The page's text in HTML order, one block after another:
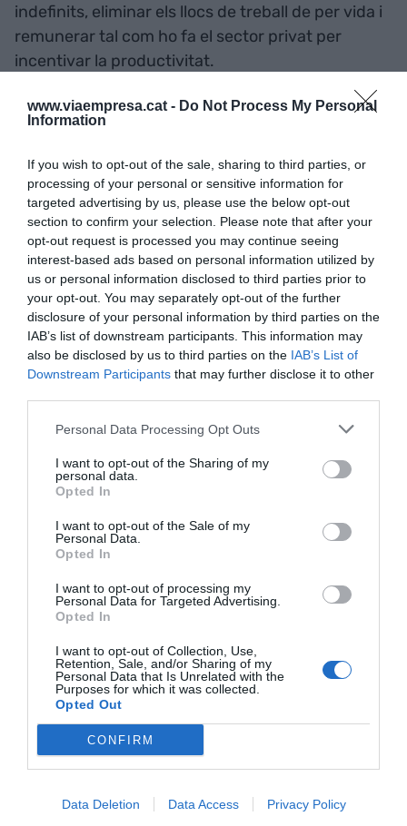
www.viaempresa.cat - Do Not Process My Personal
Information
If you wish to opt-out of the sale, sharing to third parties, or
processing of your personal or sensitive information for
targeted advertising by us, please use the below opt-out
section to confirm your selection. Please note that after your
opt-out request is processed you may continue seeing
interest-based ads based on personal information utilized by
us or personal information disclosed to third parties prior to
your opt-out. You may separately opt-out of the further
disclosure of your personal information by third parties on the
IAB’s list of downstream participants. This information may
also be disclosed by us to third parties on the IAB’s List of
Downstream Participants that may further disclose it to other
Personal Data Processing Opt Outs
I want to opt-out of the Sharing of my
personal data.
Opted In
I want to opt-out of the Sale of my
Personal Data.
Opted In
I want to opt-out of processing my
Personal Data for Targeted Advertising.
Opted In
I want to opt-out of Collection, Use,
Retention, Sale, and/or Sharing of my
Personal Data that Is Unrelated with the
Purposes for which it was collected.
Opted Out
CONFIRM
Data Deletion Data Access Privacy Policy
indefinits, eliminar els llocs de treball de per vida i
remunerar tal com ho fa el sector privat per
incentivar la productivitat.
2 Desenvolupament del
sistema financer
Barcelona és l'única superciutat del planeta que
no té sistema financer propi. I què vol dir això?
Doncs que és l'única superciutat que no apareix
Financial Centres Index que valora els 100
principals centres financers de tot el món. Això és
un problema greu per tres motius.
El primer és que l'economia catalana està
renunciant a un 5% de valor afegit brut (VAB)
sense cap motiu. A més, aquest VAB financer
impacte notable sobre els salaris.
El segon és que el finançament de qualitat implica
sempre proximitat. Proporcionar finançament
que els préstecs no s'assignen correctament i, per
tant, existeix una assignació poc eficient del
capital, cosa que implica una dificultat
màxima perquè les millors empreses creixin i es
converteixin en grans empreses multinacionals
que, al seu torn, permeten desenvolupar un
sector comptable, fiscal i auditor molt important
que es tradueix en salaris elevats i alta
productivitat.